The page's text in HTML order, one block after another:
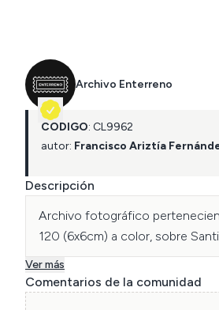
Archivo Enterreno
CÓDIGO: CL9962
autor: Francisco Ariztía
Descripción
Archivo fotográfico
120 (6x6cm) a color, sobre
Ver más
Comentarios de la comunidad